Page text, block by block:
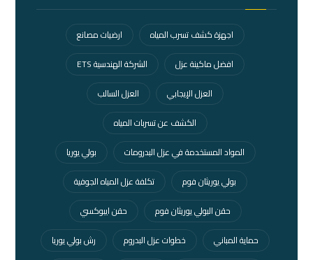
اجهزة كشف تسرب المياه
ارضيات مصانع
افضل ماكينة عزل
الشركة الهندسية ETS
العزل الإيجابي
العزل السالب
الكشف عن تسربات المياه
المواد المستخدمة في عزل البدرومات
بولي يوريا
بولي يوريثان فوم
تكلفة عزل المياه الجوفية
حقن البولي يوريثان فوم
حقن ايبوكسي
حماية المباني
خطوات عزل البدروم
رش بولي يوريا